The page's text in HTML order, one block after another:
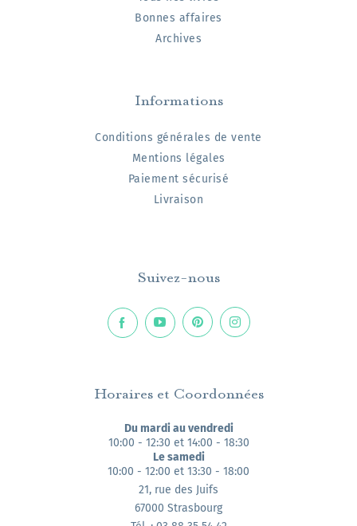
Bonnes affaires
Archives
Informations
Conditions générales de vente
Mentions légales
Paiement sécurisé
Livraison
Suivez-nous
Horaires et Coordonnées
Du mardi au vendredi
10:00 - 12:30 et 14:00 - 18:30
Le samedi
10:00 - 12:00 et 13:30 - 18:00
21, rue des Juifs
67000 Strasbourg